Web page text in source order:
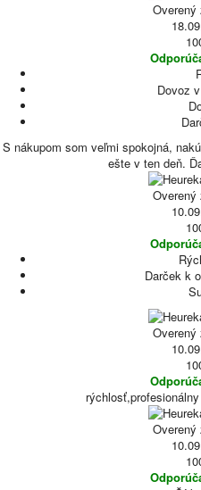
Dovoz
S nákupom som veľmi spokojná,
ešte v ten deň.
Darček k